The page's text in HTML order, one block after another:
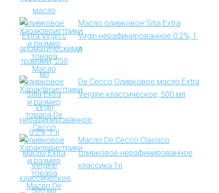
Масло оливковое Sitia Extra
Virgin нерафинированное 0.2%, 1
л
De Cecco Оливковое масло Extra
Vergine классическое, 500 мл
Масло De Cecco Classico
оливковое нерафинированное
классика 1л